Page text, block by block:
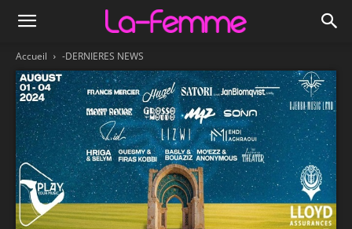
Accueil -DERNIERES NEWS